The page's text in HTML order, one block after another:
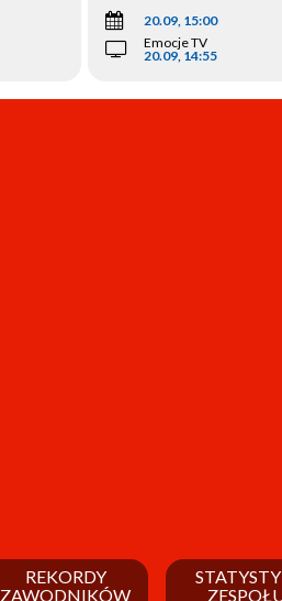
20.09, 15:00
Emocje TV
20.09, 14:55
REKORDY
ZAWODNIKÓW